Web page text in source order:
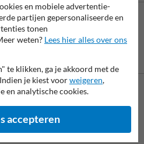
onze productspecialist Igor!
telefonisch bereikbaar voor
en mobiele advertentie-
partijen gepersonaliseerde en
tonen
weten? Lees hier alles over ons
te klikken, ga je akkoord met de
je kiest voorweigeren,
en analytische cookies.
accepteren